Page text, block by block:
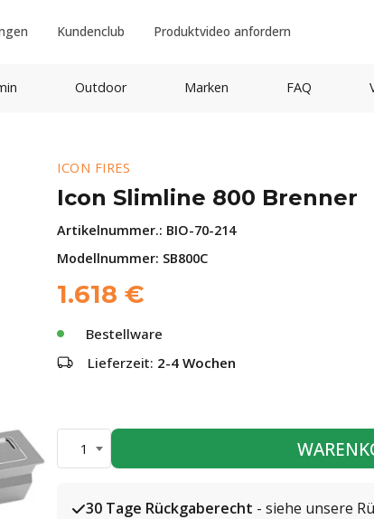
Kundenclub Produktvideo anfordern
Outdoor Marken FAQ
ICON FIRES
Icon Slimline 800 Brenner
Artikelnummer.: BIO-70-214
Modellnummer: SB800C
1.618 €
Bestellware
Lieferzeit: 2-4 Wochen
1
30 Tage Rückgaberecht - siehe unsere